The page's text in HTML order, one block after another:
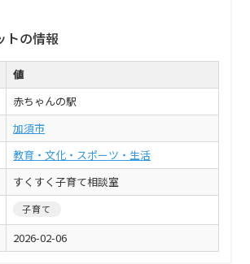
トの情報
値
赤ちゃんの駅
加須市
教育・文化・スポーツ・生活
すくすく子育て相談室
子育て
2026-02-06